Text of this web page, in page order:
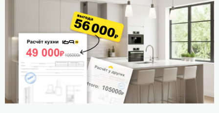
Расскажите о нас
Поделиться
Оцените магазин
ИКС 1180
© 2015—2026 Интернет-магазин мебели Mebel169.ru